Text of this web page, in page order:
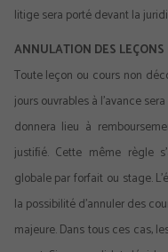
litige sera porté devant la
ANNULATION DES LEÇONS
Toute leçon ou cours non
jours ouvrables à l’avance
donnera lieu à
justiﬁé. Cette même règle
globale par forfait ou stage.
la possibilité d’annuler des
majeure. Dans tous ces cas,